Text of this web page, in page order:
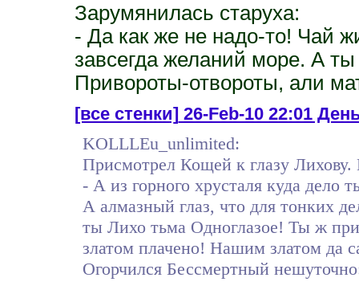
Зарумянилась старуха:
- Да как же не надо-то! Чай
завсегда желаний море. А
Привороты-отвороты, али
[все стенки]26-Feb-10 22:01
KOLLLEu_unlimited:
Присмотрел Кощей к глазу Лихову.
- А из горного хрусталя куда дело
А алмазный глаз, что для тонких
ты Лихо тьма Одноглазое! Ты ж
златом плачено! Нашим златом да
Огорчился Бессмертный